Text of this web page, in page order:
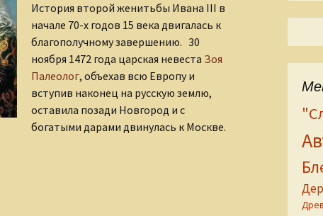
История второй женитьбы Ивана III в
начале 70-х годов 15 века двигалась к
благополучному завершению. 30
ноября 1472 года царская невеста Зоя
Палеолог, объехав всю Европу и
вступив наконец на русскую землю,
оставила позади Новгород и с
богатыми дарами двинулась к Москве.